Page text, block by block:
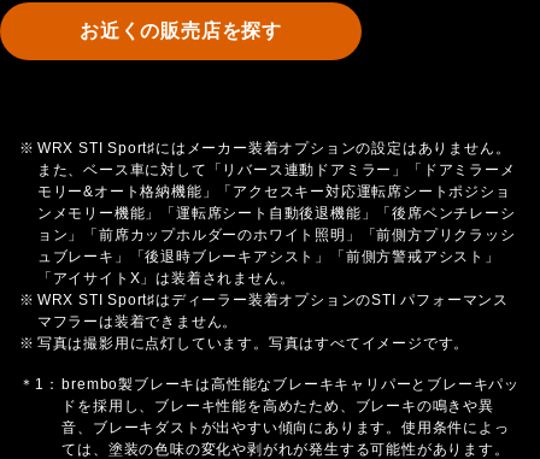
お近くの販売店を探す
※ WRX STI Sport♯にはメーカー装着オプションの設定はありません。
また、ベース車に対して「リバース連動ドアミラー」「ドアミラーメ
モリー&オート格納機能」「アクセスキー対応運転席シートポジショ
ンメモリー機能」「運転席シート自動後退機能」「後席ベンチレーシ
ョン」「前席カップホルダーのホワイト照明」「前側方プリクラッシ
ュブレーキ」「後退時ブレーキアシスト」「前側方警戒アシスト」
「アイサイトX」は装着されません。
※ WRX STI Sport♯はディーラー装着オプションのSTI パフォーマンス
マフラーは装着できません。
※ 写真は撮影用に点灯しています。写真はすべてイメージです。
＊1： brembo製ブレーキは高性能なブレーキキャリパーとブレーキパッ
ドを採用し、ブレーキ性能を高めたため、ブレーキの鳴きや異
音、ブレーキダストが出やすい傾向にあります。使用条件によっ
ては、塗装の色味の変化や剥がれが発生する可能性があります。